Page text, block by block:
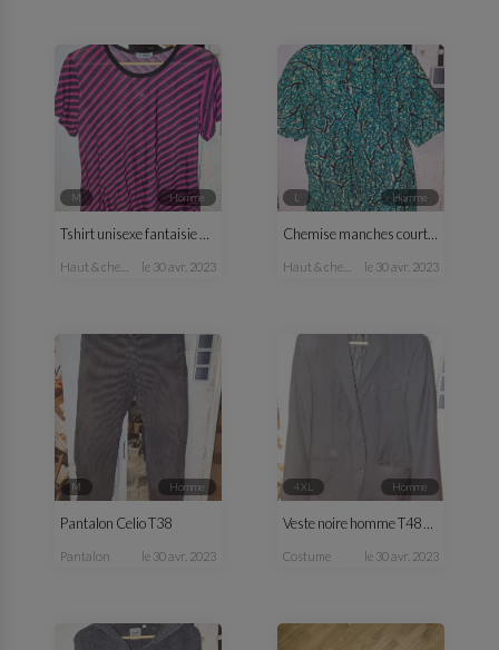
M homme
Tshirt unisexe fantaisie M/L
haut & chemise le 30 avr. 2023
L homme
Chemise manches courtes H vert
haut & chemise le 30 avr. 2023
M homme
Pantalon Celio T38
pantalon le 30 avr. 2023
4XL homme
Veste noire homme T48 C&A
costume le 30 avr. 2023